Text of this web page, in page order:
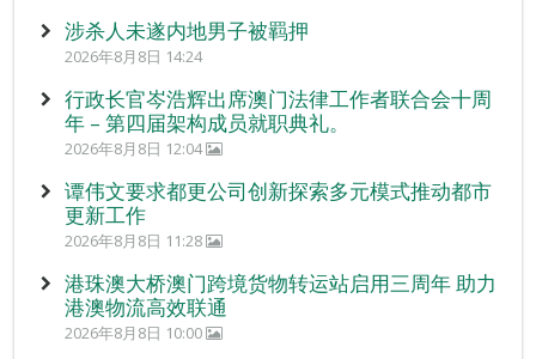
涉杀人未遂内地男子被羁押
2026年8月8日 14:24
行政长官岑浩辉出席澳门法律工作者联合会十周
年 – 第四届架构成员就职典礼。
2026年8月8日 12:04
谭伟文要求都更公司创新探索多元模式推动都市
更新工作
2026年8月8日 11:28
港珠澳大桥澳门跨境货物转运站启用三周年 助力
港澳物流高效联通
2026年8月8日 10:00